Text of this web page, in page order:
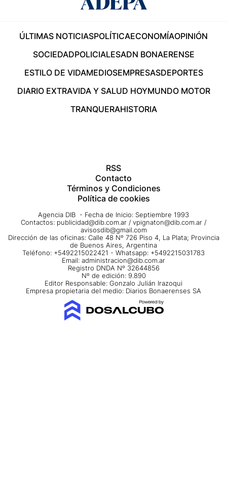
ÚLTIMAS NOTICIASPOLÍTICAECONOMÍAOPINIÓN
SOCIEDADPOLICIALESADN BONAERENSE
ESTILO DE VIDAMEDIOSEMPRESASDEPORTES
DIARIO EXTRAVIDA Y SALUD HOYMUNDO MOTOR
TRANQUERAHISTORIA
RSS
Contacto
Términos y Condiciones
Política de cookies
Agencia DIB - Fecha de Inicio: Septiembre 1993
Contactos: publicidad@dib.com.ar / vpignaton@dib.com.ar /
avisosdib@gmail.com
Dirección de las oficinas: Calle 48 Nº 726 Piso 4, La Plata; Provincia
de Buenos Aires, Argentina
Teléfono: +5492215022421 - Whatsapp: +5492215031783
Email: administracion@dib.com.ar
Registro DNDA Nº 32644856
Nº de edición: 9.890
Editor Responsable: Gonzalo Julián Irazoqui
Empresa propietaria del medio: Diarios Bonaerenses SA